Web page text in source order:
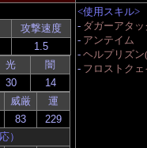
攻撃速度
光 闇
威厳 運
）
<使用スキル>
- ダガーアタッ
- アンテイム
- ヘルプリズン
- フロストク